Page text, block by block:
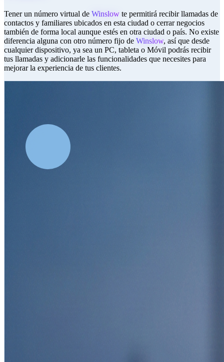
Tener un número virtual de Winslow te permitirá recibir llamadas de
contactos y familiares ubicados en esta ciudad o cerrar negocios
también de forma local aunque estés en otra ciudad o país. No existe
diferencia alguna con otro número fijo de Winslow, así que desde
cualquier dispositivo, ya sea un PC, tableta o Móvil podrás recibir
tus llamadas y adicionarle las funcionalidades que necesites para
mejorar la experiencia de tus clientes.